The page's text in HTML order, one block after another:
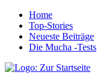
Home
Top-Stories
Neueste Beiträge
Die Mucha -Tests